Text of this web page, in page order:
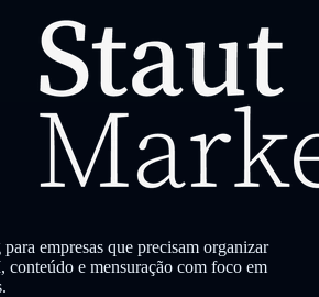
empresas que precisam organizar
conteúdo e mensuração com foco em